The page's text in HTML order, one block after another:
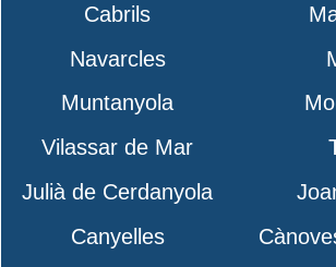
Cabrils
Navarcles
Muntanyola
Vilassar de Mar
Julià de Cerdanyola
Canyelles